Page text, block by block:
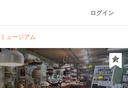
ログイン
ュージアム